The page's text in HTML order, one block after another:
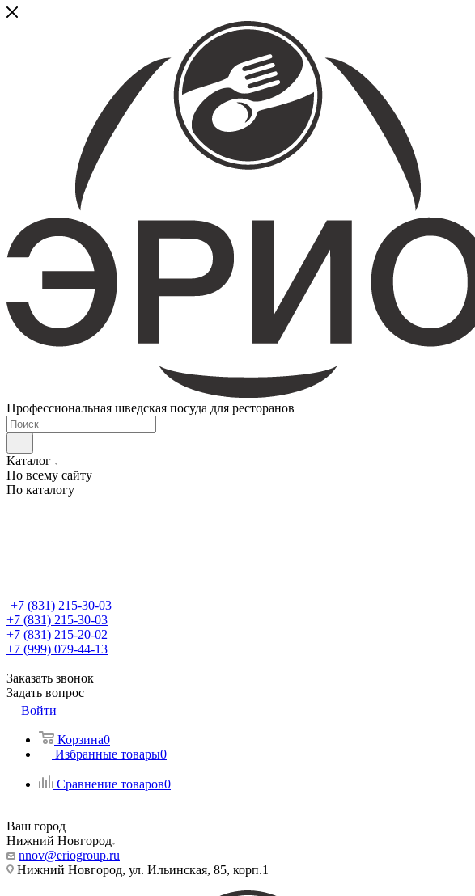
Профессиональная шведская посуда для ресторанов
Каталог
По всему сайту
По каталогу
+7 (831) 215-30-03
+7 (831) 215-30-03
+7 (831) 215-20-02
+7 (999) 079-44-13
Заказать звонок
Задать вопрос
Войти
Корзина0
Избранные товары0
Сравнение товаров0
Ваш город
Нижний Новгород
nnov@eriogroup.ru
Нижний Новгород, ул. Ильинская, 85, корп.1